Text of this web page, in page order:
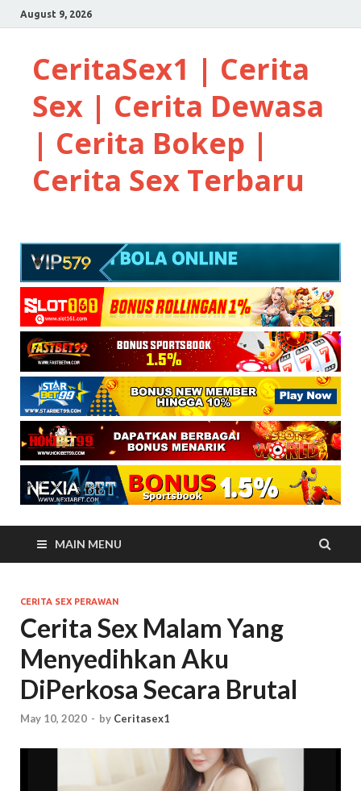
August 9, 2026
CeritaSex1 | Cerita
Sex | Cerita Dewasa
| Cerita Bokep |
Cerita Sex Terbaru
MAIN MENU
CERITA SEX PERAWAN
Cerita Sex Malam Yang
Menyedihkan Aku
DiPerkosa Secara Brutal
May 10, 2020 - by Ceritasex1